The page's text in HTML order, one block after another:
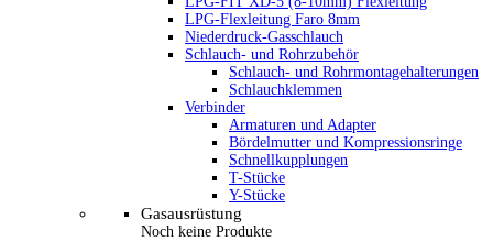
LPG-Flexleitung Faro 8mm
Niederdruck-Gasschlauch
Schlauch- und Rohrzubehör
Schlauch- und Rohrmontagehalterungen
Schlauchklemmen
Verbinder
Armaturen und Adapter
Bördelmutter und Kompressionsringe
Schnellkupplungen
T-Stücke
Y-Stücke
Gasausrüstung
Noch keine Produkte